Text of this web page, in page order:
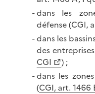
dans les
défense (CGI,
dans les
des
CGI
) ;
dans les
(CGI, art. 1466